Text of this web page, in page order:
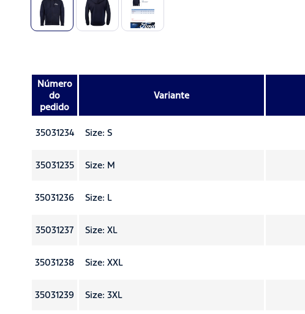
Número
do
pedido
Variante
35031234 Size: S
35031235 Size: M
35031236 Size: L
35031237 Size: XL
35031238 Size: XXL
35031239 Size: 3XL